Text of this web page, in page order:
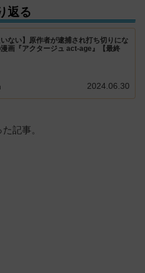
返る
いない】原作者が逮捕され打ち切りにな
漫画『アクタージュ act-age』【最終
2024.06.30
記事。